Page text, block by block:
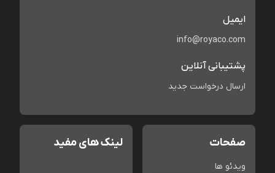
ایمیل
info@royaco.com
پشتیبانی آنلاین
ارسال درخواست جدید
صفحات
ویدئو ها
لینک های مفید